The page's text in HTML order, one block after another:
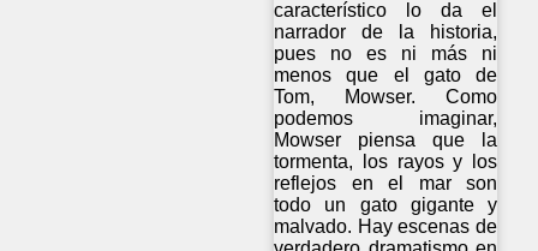
característico lo da el
narrador de la historia,
pues no es ni más ni
menos que el gato de
Tom, Mowser. Como
podemos imaginar,
Mowser piensa que la
tormenta, los rayos y los
reflejos en el mar son
todo un gato gigante y
malvado. Hay escenas de